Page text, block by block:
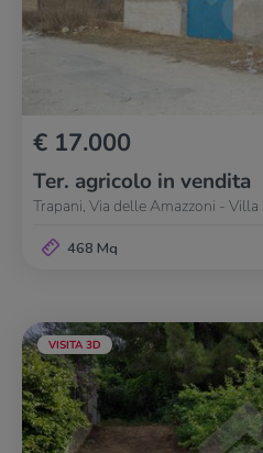
€ 17.000
Ter. agricolo in vendita
Trapani, Via delle Amazzoni - Villa
468 Mq
VISITA 3D